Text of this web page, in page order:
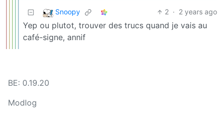
Snoopy 2 · 2 years ago
Yep ou plutot, trouver des trucs quand je vais au
café-signe, annif
BE: 0.19.20
Modlog